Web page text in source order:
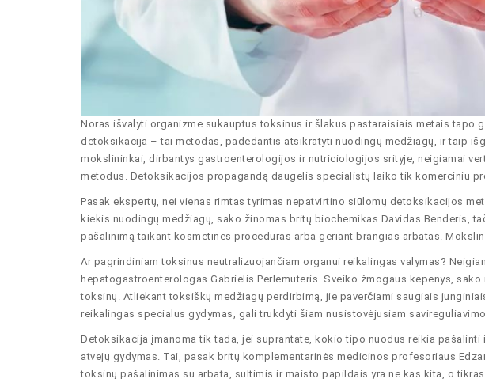
Noras išvalyti organizme sukauptus toksinus ir šlakus pastaraisiais metais tapo
detoksikacija – tai metodas, padedantis atsikratyti nuodingų medžiagų, ir taip
mokslininkai, dirbantys gastroenterologijos ir nutriciologijos srityje, neigiamai
metodus. Detoksikacijos propagandą daugelis specialistų laiko tik komerciniu
Pasak ekspertų, nei vienas rimtas tyrimas nepatvirtino siūlomų detoksikacijos
kiekis nuodingų medžiagų, sako žinomas britų biochemikas Davidas Benderis,
pašalinimą taikant kosmetines procedūras arba geriant brangias arbatas.
Ar pagrindiniam toksinus neutralizuojančiam organui reikalingas valymas?
hepatogastroenterologas Gabrielis Perlemuteris. Sveiko žmogaus kepenys,
toksinų. Atliekant toksiškų medžiagų perdirbimą, jie paverčiami saugiais
reikalingas specialus gydymas, gali trukdyti šiam nusistovėjusiam
Detoksikacija įmanoma tik tada, jei suprantate, kokio tipo nuodus reikia
atvejų gydymas. Tai, pasak britų komplementarinės medicinos profesoriaus
toksinų pašalinimas su arbata, sultimis ir maisto papildais yra ne kas kita, o